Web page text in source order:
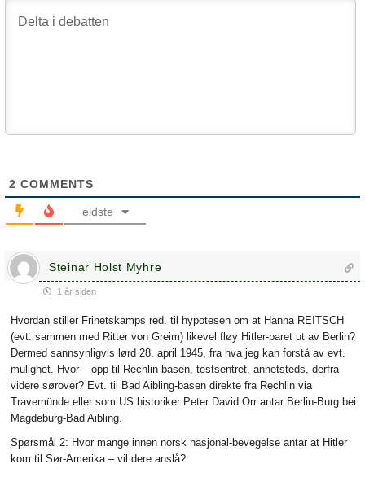
2 COMMENTS
eldste
Steinar Holst Myhre
1 år siden
Hvordan stiller Frihetskamps red. til hypotesen om at Hanna REITSCH
(evt. sammen med Ritter von Greim) likevel fløy Hitler-paret ut av Berlin?
Dermed sannsynligvis lørd 28. april 1945, fra hva jeg kan forstå av evt.
mulighet. Hvor – opp til Rechlin-basen, testsentret, annetsteds, derfra
videre sørover? Evt. til Bad Aibling-basen direkte fra Rechlin via
Travemünde eller som US historiker Peter David Orr antar Berlin-Burg bei
Magdeburg-Bad Aibling.
Spørsmål 2: Hvor mange innen norsk nasjonal-bevegelse antar at Hitler
kom til Sør-Amerika – vil dere anslå?